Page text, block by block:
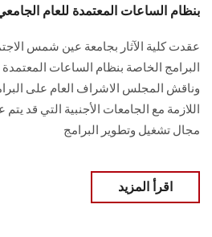
بنظام الساعات المعتمدة للعام الجامعي 2021-
عقدت كلية الآثار بجامعة عين شمس
وناقش المجلس الاشراف العام على
اللازمة مع الجامعات الأجنبية التي قد
مجال تشغيل وتطوير البرامج
اقرأ المزيد